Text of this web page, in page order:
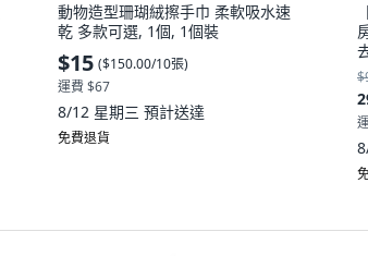
動物造型珊瑚絨擦手巾 柔軟吸水速
乾 多款可選, 1個, 1個裝
$15 ($150.00/10張)
運費 $67
8/12 星期三 預計送達
免費退貨